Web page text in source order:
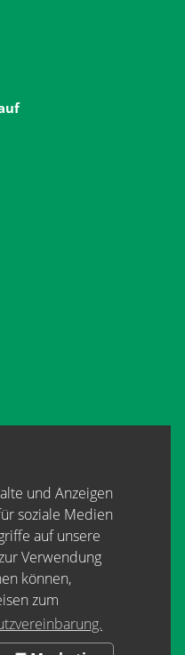
und Anzeigen
soziale Medien
auf unsere
Verwendung
können,
zum
e.V.